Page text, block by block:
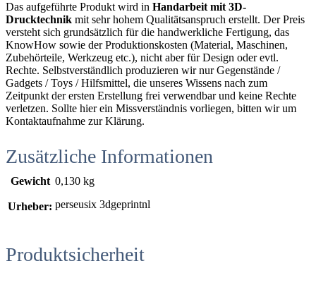
Das aufgeführte Produkt wird in Handarbeit mit 3D-
Drucktechnik mit sehr hohem Qualitätsanspruch erstellt. Der Preis
versteht sich grundsätzlich für die handwerkliche Fertigung, das
KnowHow sowie der Produktionskosten (Material, Maschinen,
Zubehörteile, Werkzeug etc.), nicht aber für Design oder evtl.
Rechte. Selbstverständlich produzieren wir nur Gegenstände /
Gadgets / Toys / Hilfsmittel, die unseres Wissens nach zum
Zeitpunkt der ersten Erstellung frei verwendbar und keine Rechte
verletzen. Sollte hier ein Missverständnis vorliegen, bitten wir um
Kontaktaufnahme zur Klärung.
Zusätzliche Informationen
Gewicht 0,130 kg
Urheber: perseusix 3dgeprintnl
Produktsicherheit